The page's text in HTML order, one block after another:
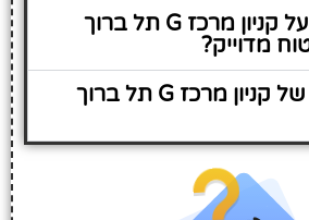
האם המידע על קניון מרכז G תל ברוך
מדוייק?
מה הכתובת של קניון מרכז G תל ברוך